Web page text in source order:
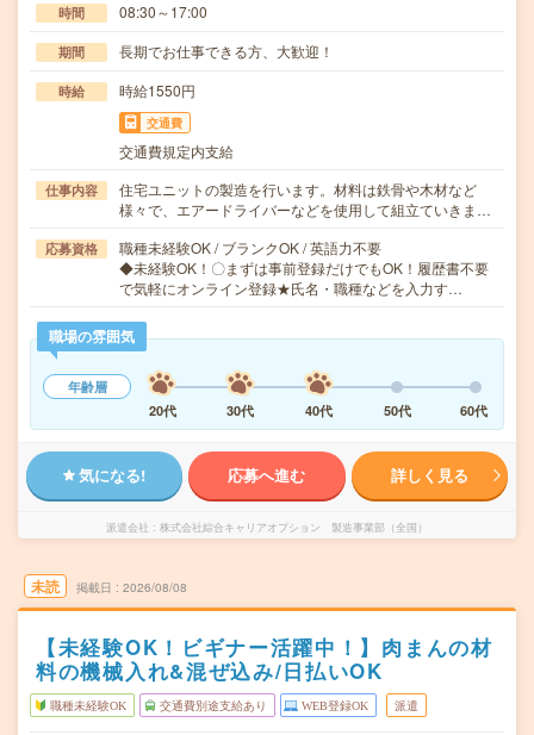
時間 08:30～17:00
期間 長期でお仕事できる方、大歓迎！
時給 時給1550円
交通費
交通費規定内支給
仕事内容
住宅ユニットの製造を行います。材料は鉄骨や木材など
様々で、エアードライバーなどを使用して組立ていきま…
応募資格
職種未経験OK / ブランクOK / 英語力不要
◆未経験OK！〇まずは事前登録だけでもOK！履歴書不要
で気軽にオンライン登録★氏名・職種などを入力す…
職場の雰囲気
年齢層
20代
30代 40代 50代 60代
気になる! 応募へ進む 詳しく見る
派遣会社 株式会社綜合キャリアオプション 製造事業部（全国）
未読 掲載日 2026/08/08
【未経験OK！ビギナー活躍中！】肉まんの材
料の機械入れ&混ぜ込み/日払いOK
職種未経験OK 交通費別途支給あり WEB登録OK 派遣